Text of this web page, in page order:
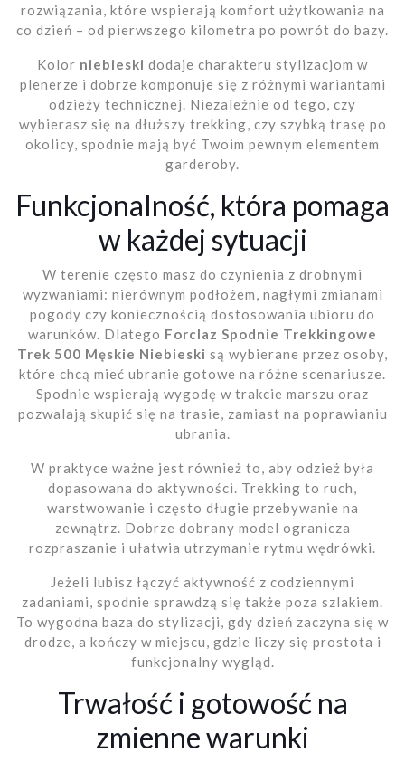
rozwiązania, które wspierają komfort użytkowania na
co dzień – od pierwszego kilometra po powrót do bazy.
Kolor niebieski dodaje charakteru stylizacjom w
plenerze i dobrze komponuje się z różnymi wariantami
odzieży technicznej. Niezależnie od tego, czy
wybierasz się na dłuższy trekking, czy szybką trasę po
okolicy, spodnie mają być Twoim pewnym elementem
garderoby.
Funkcjonalność, która pomaga
w każdej sytuacji
W terenie często masz do czynienia z drobnymi
wyzwaniami: nierównym podłożem, nagłymi zmianami
pogody czy koniecznością dostosowania ubioru do
warunków. Dlatego Forclaz Spodnie Trekkingowe
Trek 500 Męskie Niebieski są wybierane przez osoby,
które chcą mieć ubranie gotowe na różne scenariusze.
Spodnie wspierają wygodę w trakcie marszu oraz
pozwalają skupić się na trasie, zamiast na poprawianiu
ubrania.
W praktyce ważne jest również to, aby odzież była
dopasowana do aktywności. Trekking to ruch,
warstwowanie i często długie przebywanie na
zewnątrz. Dobrze dobrany model ogranicza
rozpraszanie i ułatwia utrzymanie rytmu wędrówki.
Jeżeli lubisz łączyć aktywność z codziennymi
zadaniami, spodnie sprawdzą się także poza szlakiem.
To wygodna baza do stylizacji, gdy dzień zaczyna się w
drodze, a kończy w miejscu, gdzie liczy się prostota i
funkcjonalny wygląd.
Trwałość i gotowość na
zmienne warunki